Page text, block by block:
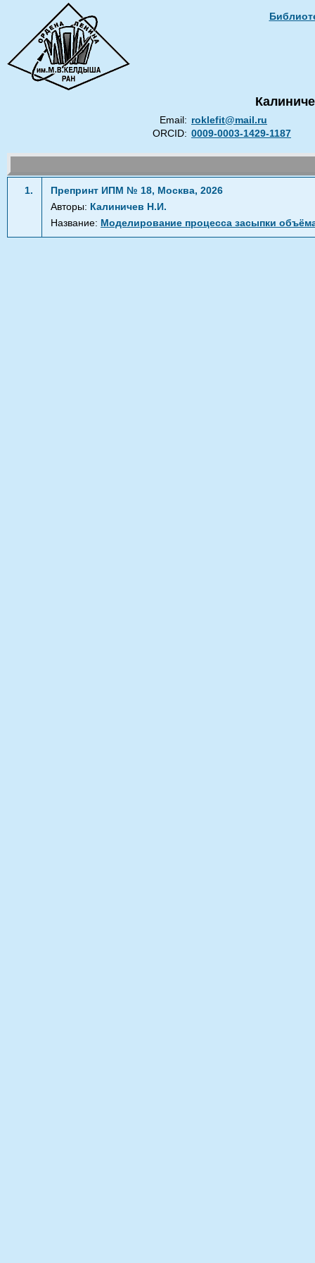
Email: roklefit@mail.ru
ORCID: 0009-0003-1429-1187
1.
Препринт ИПМ № 18, Москва, 2026
Авторы: Калиничев Н.И.
Название: Моделирование процесса засыпки